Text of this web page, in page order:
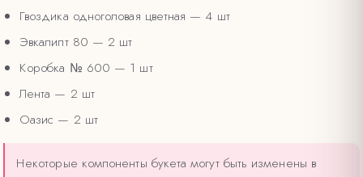
Гвоздика одноголовая цветная — 4 шт
Эвкалипт 80 — 2 шт
Коробка № 600 — 1 шт
Лента — 2 шт
Оазис — 2 шт
Некоторые компоненты букета могут быть изменены в